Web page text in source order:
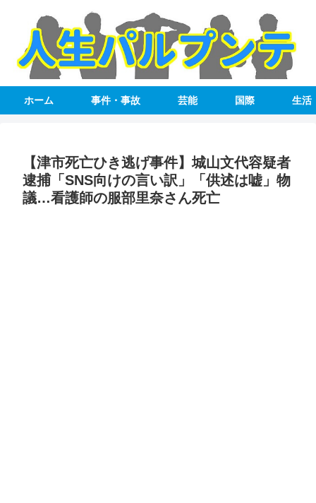
ホーム 事件・事故 芸能 国際 生活
【津市死亡ひき逃げ事件】城山文代容疑者
逮捕「SNS向けの言い訳」「供述は嘘」物
議…看護師の服部里奈さん死亡